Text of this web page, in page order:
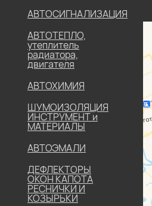
АВТОСИГНАЛИЗАЦИЯ
АВТОТЕПЛО,
утеплитель
радиатора,
двигателя
АВТОХИМИЯ
ШУМОИЗОЛЯЦИЯ
ИНСТРУМЕНТ и
МАТЕРИАЛЫ
АВТОЭМАЛИ
ДЕФЛЕКТОРЫ
ОКОН КАПОТА
РЕСНИЧКИ И
КОЗЫРЬКИ